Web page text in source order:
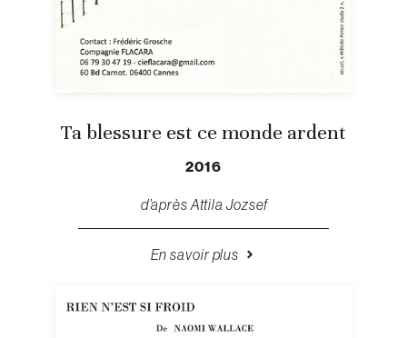
Ta blessure est ce monde ardent
2016
d’après Attila Jozsef
En savoir plus